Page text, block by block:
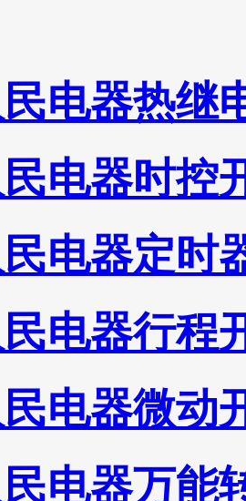
电器热继
电器时控
电器定时
电器行程
电器微动
电器万能